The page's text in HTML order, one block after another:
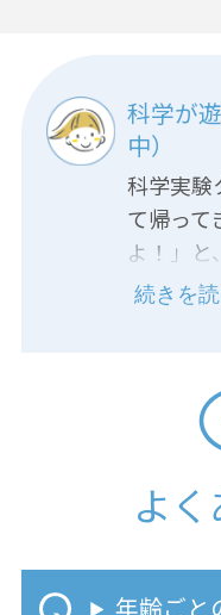
科学が
中）
科学実験
て帰って
よ！」と
す。風や
続きを
よ
年齢ごと